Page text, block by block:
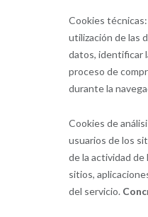
Cookies
utilización de las
datos, identificar
proceso de
durante la
Cookies de
usuarios de los
de la actividad de
sitios,
del servicio.